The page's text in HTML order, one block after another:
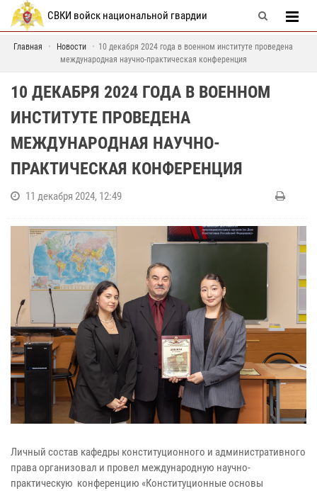
СВКИ войск национальной гвардии
Главная Новости
10 декабря 2024 года в военном институте проведена
международная научно-практическая конференция
10 ДЕКАБРЯ 2024 ГОДА В ВОЕННОМ
ИНСТИТУТЕ ПРОВЕДЕНА
МЕЖДУНАРОДНАЯ НАУЧНО-
ПРАКТИЧЕСКАЯ КОНФЕРЕНЦИЯ
11 декабря 2024, 12:49
Личный состав кафедры конституционного и административного
права организовал и провел международную научно-
практическую конференцию «Конституционные основы